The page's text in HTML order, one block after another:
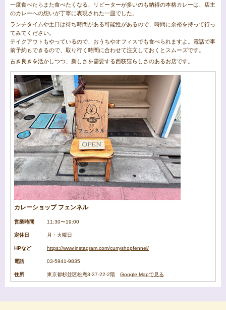
一度食べたらまた食べたくなる、リピーターが多いのも納得の本格カレーは、店主
のカレーへの想いが丁寧に表現された一皿でした。
ランチタイムや土日は待ち時間がある可能性があるので、時間に余裕を持って行っ
てみてください。
テイクアウトもやっているので、おうちやオフィスでも食べられますよ。電話で事
前予約もできるので、取り行く時間に合わせて注文しておくとスムーズです。
古き良きを活かしつつ、新しさを需要する西荻窪らしさのあるお店です。
カレーショップ フェンネル
営業時間 11:30〜19:00
定休日 月・火曜日
HPなど https://www.instagram.com/curryshopfennel/
電話 03-5941-9835
住所 東京都杉並区松庵3-37-22-2階 Google Mapで見る